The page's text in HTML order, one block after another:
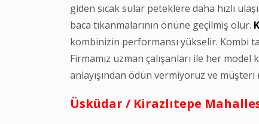
giden sıcak sular peteklere daha hızlı
baca tıkanmalarının önüne geçilmiş olur.
kombinizin performansı yükselir. Kombi
Firmamız uzman çalışanları ile her
anlayışından ödün vermiyoruz ve
Üsküdar / Kirazlıtepe